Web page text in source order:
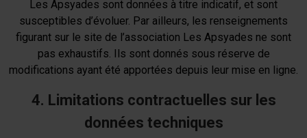
Les Apsyades sont données à titre indicatif, et sont
susceptibles d’évoluer. Par ailleurs, les renseignements
figurant sur le site de l’association Les Apsyades ne sont
pas exhaustifs. Ils sont donnés sous réserve de
modifications ayant été apportées depuis leur mise en ligne.
4. Limitations contractuelles sur les
données techniques